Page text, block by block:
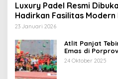
Luxury Padel Resmi
Hadirkan Fasilitas
23 Januari 2026
Atlit Panjat
Emas di
24 Oktober 2025